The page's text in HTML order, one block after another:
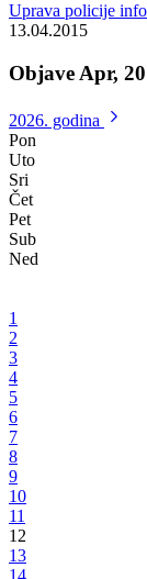
Prijem povodom
13.04.2015